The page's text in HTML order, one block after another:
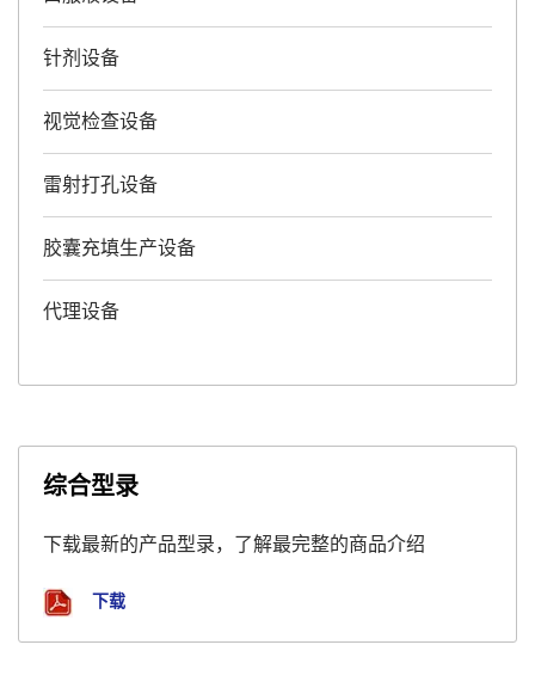
针剂设备
视觉检查设备
雷射打孔设备
胶囊充填生产设备
代理设备
综合型录
下载最新的产品型录，了解最完整的商品介绍
下载